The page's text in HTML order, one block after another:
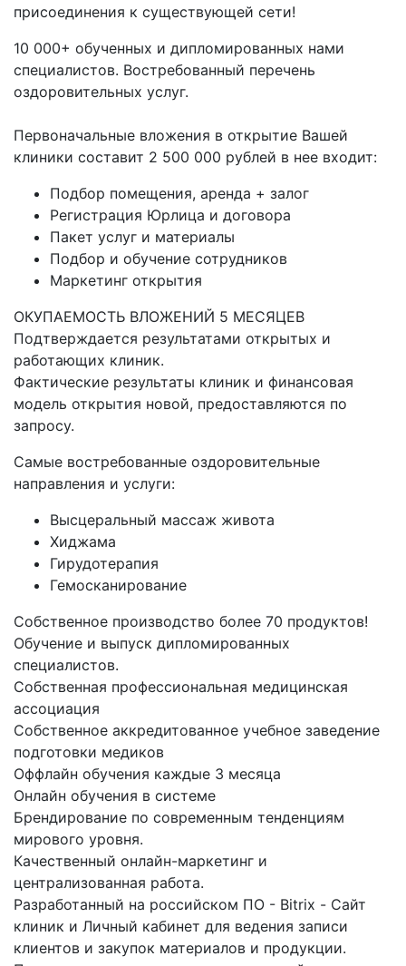
присоединения к существующей сети!
10 000+ обученных и дипломированных нами
специалистов. Востребованный перечень
оздоровительных услуг.
Первоначальные вложения в открытие Вашей
клиники составит 2 500 000 рублей в нее входит:
Подбор помещения, аренда + залог
Регистрация Юрлица и договора
Пакет услуг и материалы
Подбор и обучение сотрудников
Маркетинг открытия
ОКУПАЕМОСТЬ ВЛОЖЕНИЙ 5 МЕСЯЦЕВ
Подтверждается результатами открытых и
работающих клиник.
Фактические результаты клиник и финансовая
модель открытия новой, предоставляются по
запросу.
Самые востребованные оздоровительные
направления и услуги:
Высцеральный массаж живота
Хиджама
Гирудотерапия
Гемосканирование
Собственное производство более 70 продуктов!
Обучение и выпуск дипломированных
специалистов.
Собственная профессиональная медицинская
ассоциация
Собственное аккредитованное учебное заведение
подготовки медиков
Оффлайн обучения каждые 3 месяца
Онлайн обучения в системе
Брендирование по современным тенденциям
мирового уровня.
Качественный онлайн-маркетинг и
централизованная работа.
Разработанный на российском ПО - Bitrix - Сайт
клиник и Личный кабинет для ведения записи
клиентов и закупок материалов и продукции.